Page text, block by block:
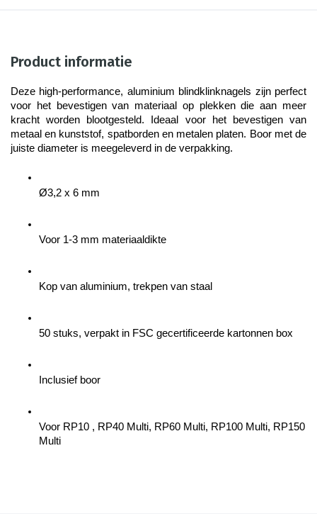
Product informatie
Deze high-performance, aluminium blindklinknagels zijn perfect
voor het bevestigen van materiaal op plekken die aan meer
kracht worden blootgesteld. Ideaal voor het bevestigen van
metaal en kunststof, spatborden en metalen platen. Boor met de
juiste diameter is meegeleverd in de verpakking.
Ø3,2 x 6 mm
Voor 1-3 mm materiaaldikte
Kop van aluminium, trekpen van staal
50 stuks, verpakt in FSC gecertificeerde kartonnen box
Inclusief boor
Voor RP10 , RP40 Multi, RP60 Multi, RP100 Multi, RP150
Multi